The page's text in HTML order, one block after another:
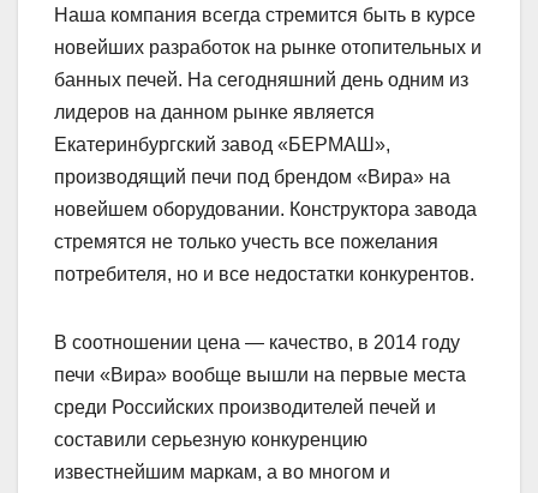
Наша компания всегда стремится быть в курсе
новейших разработок на рынке отопительных и
банных печей. На сегодняшний день одним из
лидеров на данном рынке является
Екатеринбургский завод «БЕРМАШ»,
производящий печи под брендом «Вира» на
новейшем оборудовании. Конструктора завода
стремятся не только учесть все пожелания
потребителя, но и все недостатки конкурентов.
В соотношении цена — качество, в 2014 году
печи «Вира» вообще вышли на первые места
среди Российских производителей печей и
составили серьезную конкуренцию
известнейшим маркам, а во многом и